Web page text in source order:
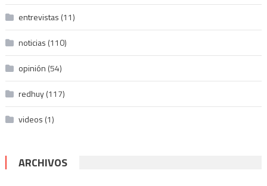
entrevistas (11)
noticias (110)
opinión (54)
redhuy(117)
videos (1)
ARCHIVOS